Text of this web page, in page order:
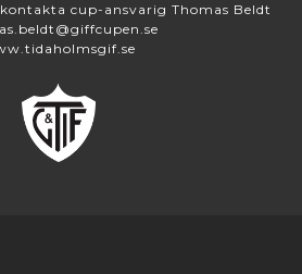
cup-ansvarig Thomas Beldt